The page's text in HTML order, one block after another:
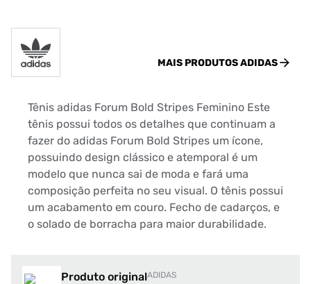
MAIS PRODUTOSADIDAS
Tênis adidas Forum Bold Stripes Feminino Este
tênis possui todos os detalhes que continuam a
fazer do adidas Forum Bold Stripes um ícone,
possuindo design clássico e atemporal é um
modelo que nunca sai de moda e fará uma
composição perfeita no seu visual. O tênis possui
um acabamento em couro. Fecho de cadarços, e
o solado de borracha para maior durabilidade.
Produto originalADIDAS